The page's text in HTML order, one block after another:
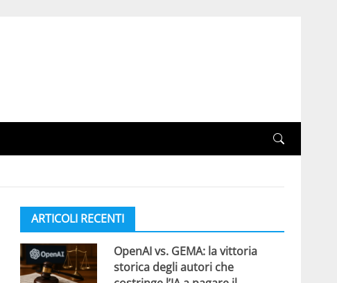
ARTICOLI RECENTI
OpenAI vs. GEMA: la vittoria
storica degli autori che